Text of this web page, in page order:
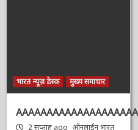
भारत न्यूज़ डेस्क मुख्य समाचार